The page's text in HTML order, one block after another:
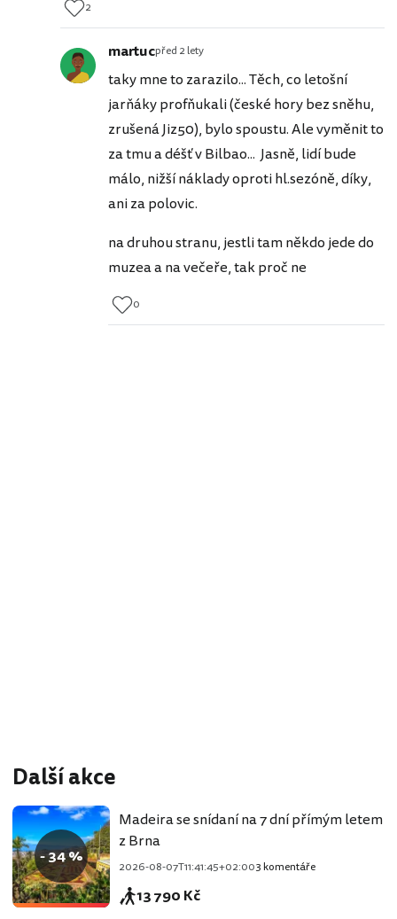
2
martucpřed 2 lety
taky mne to zarazilo... Těch, co letošní
jarňáky profňukali (české hory bez sněhu,
zrušená Jiz50), bylo spoustu. Ale vyměnit to
za tmu a déšť v Bilbao... Jasně, lidí bude
málo, nižší náklady oproti hl.sezóně, díky,
ani za polovic.
na druhou stranu, jestli tam někdo jede do
muzea a na večeře, tak proč ne
0
Další akce
- 34 %
Madeira se snídaní na 7 dní přímým letem
z Brna
2026-08-07T11:41:45+02:003 komentáře
13 790 Kč